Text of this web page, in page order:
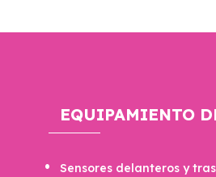
EQUIPAMIENTO
Sensores delanteros y